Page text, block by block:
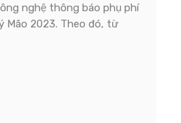
nghệ thông báo phụ phí
Mão 2023. Theo đó, từ